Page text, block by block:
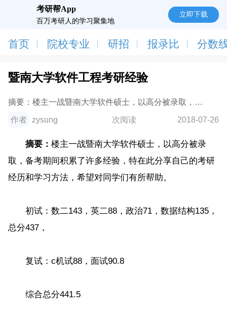
考研帮App
百万考研人的学习聚集地
立即下载
首页 院校专业 研招 报录比 分数
暨南大学软件工程考研经验
摘要：楼主一战暨南大学软件硕士，以高分被录取，备
考期间积累了许多经验，特在此分享自己的考研经历和
学习方法，希望对同学们有所帮助。初试
作者 zysung 次阅读 2018-07-26
摘要： 楼主一战暨南大学软件硕士，以高分被录
取，备考期间积累了许多经验，特在此分享自己的考研
经历和学习方法，希望对同学们有所帮助。
初试：数二143，英二88，政治71，数据结构135，
总分437，
复试：c机试88，面试90.8
综合总分441.5